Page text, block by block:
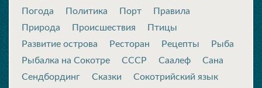
Погода
Политика Порт
Правила
Природа
Происшествия
Птицы
Развитие острова
Ресторан Рецепты
Рыба
Рыбалка на Сокотре
СССР Саалеф
Сана
Сендбординг
Сказки
Сокотрийский язык